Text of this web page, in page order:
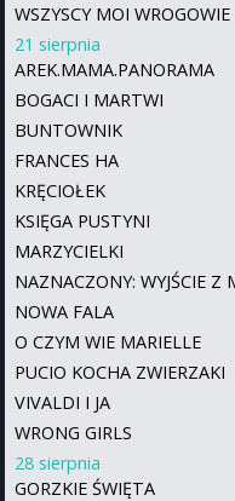
WSZYSCY MOI WROGOWIE
21 sierpnia
AREK.MAMA.PANORAMA
BOGACI I MARTWI
BUNTOWNIK
FRANCES HA
KRĘCIOŁEK
KSIĘGA PUSTYNI
MARZYCIELKI
NAZNACZONY: WYJŚCIE Z
NOWA FALA
O CZYM WIE MARIELLE
PUCIO KOCHA ZWIERZAKI
VIVALDI I JA
WRONG GIRLS
28 sierpnia
GORZKIE ŚWIĘTA